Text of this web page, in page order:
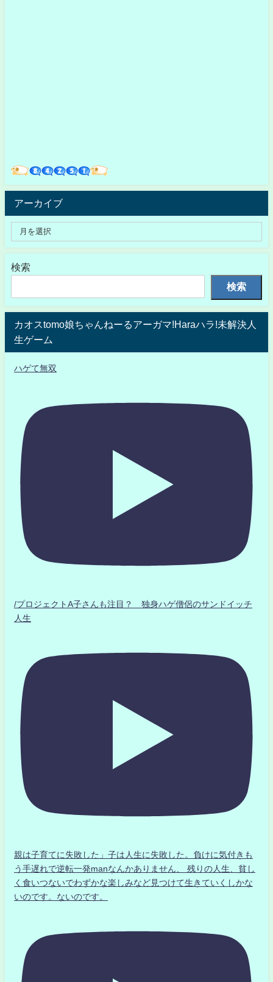
アーカイブ
検索
検索
カオスtomo娘ちゃんねーるアーガマ!Haraハラ!未解決人
生ゲーム
ハゲて無双
/プロジェクトA子さんも注目？ 独身ハゲ僧侶のサンドイッチ
人生
親は子育てに失敗した」子は人生に失敗した。負けに気付きも
う手遅れで逆転一発manなんかありません、 残りの人生、貧し
く食いつないでわずかな楽しみなど見つけて生きていくしかな
いのです。ないのです。